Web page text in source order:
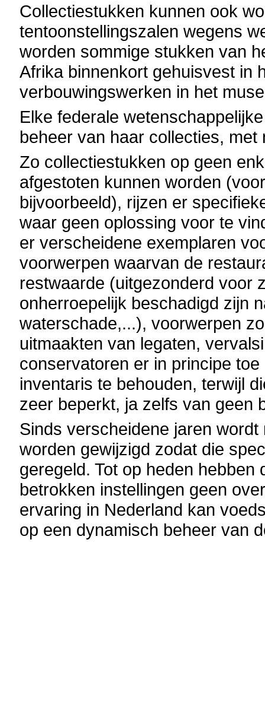
Collectiestukken kunnen ook
tentoonstellingszalen wegens
worden sommige stukken van
Afrika binnenkort gehuisvest in
verbouwingswerken in het
Elke federale
beheer van haar collecties,
Zo collectiestukken op geen
afgestoten kunnen worden
bijvoorbeeld), rijzen er
waar geen oplossing voor te
er verscheidene exemplaren
voorwerpen waarvan de
restwaarde (uitgezonderd voor
onherroepelijk beschadigd zijn
waterschade,...), voorwerpen
uitmaakten van legaten,
conservatoren er in principe
inventaris te behouden, terwijl
zeer beperkt, ja zelfs van geen
Sinds verscheidene jaren
worden gewijzigd zodat die
geregeld. Tot op heden
betrokken instellingen geen
ervaring in Nederland kan
op een dynamisch beheer van